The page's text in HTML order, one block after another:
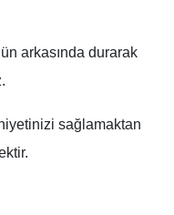
arkasında durarak
sağlamaktan